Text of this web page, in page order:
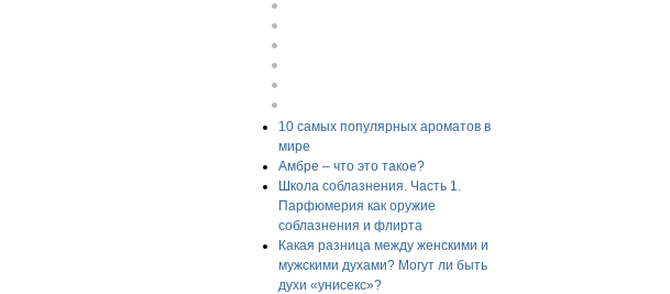
10 самых популярных ароматов в
мире
Амбре – что это такое?
Школа соблазнения. Часть 1.
Парфюмерия как оружие
соблазнения и флирта
Какая разница между женскими и
мужскими духами? Могут ли быть
духи «унисекс»?